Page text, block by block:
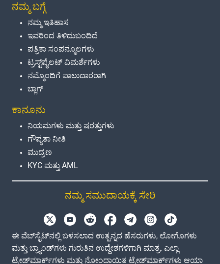
ನಮ್ಮ ಬಗ್ಗೆ
ನಮ್ಮ ಇತಿಹಾಸ
ಇವರಿಂದ ತಿಳಿದುಬಂದಿದೆ
ಪತ್ರಿಕಾ ಸಂಪನ್ಮೂಲಗಳು
ಟ್ರಸ್ಟ್‌ಪೈಲಟ್ ವಿಮರ್ಶೆಗಳು
ನಮ್ಮೊಂದಿಗೆ ಪಾಲುದಾರರಾಗಿ
ಬ್ಲಾಗ್
ಕಾನೂನು
ನಿಯಮಗಳು ಮತ್ತು ಷರತ್ತುಗಳು
ಗೌಪ್ಯತಾ ನೀತಿ
ಮುದ್ರಣ
KYC ಮತ್ತು AML
ನಮ್ಮ ಸಮುದಾಯಕ್ಕೆ ಸೇರಿ
ಈ ವೆಬ್‌ಸೈಟ್‌ನಲ್ಲಿ ಬಳಸಲಾದ ಉತ್ಪನ್ನದ ಹೆಸರುಗಳು, ಲೋಗೊಗಳು
ಮತ್ತು ಬ್ರ್ಯಾಂಡ್‌ಗಳು ಗುರುತಿನ ಉದ್ದೇಶಗಳಿಗಾಗಿ ಮಾತ್ರ. ಎಲ್ಲಾ
ಟ್ರೇಡ್‌ಮಾರ್ಕ್‌ಗಳು ಮತ್ತು ನೋಂದಾಯಿತ ಟ್ರೇಡ್‌ಮಾರ್ಕ್‌ಗಳು ಆಯಾ